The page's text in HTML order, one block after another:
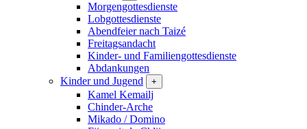
Morgengottesdienste
Lobgottesdienste
Abendfeier nach Taizé
Freitagsandacht
Kinder- und Familien­gottesdienste
Abdankungen
Kinder und Jugend
+
Kamel Kemailj
Chinder-Arche
Mikado / Domino